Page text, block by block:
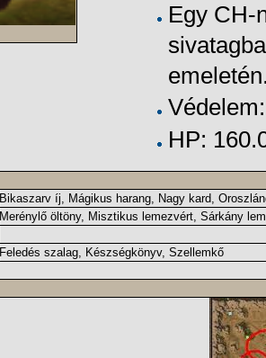
Egy CH-
HP:
Bikaszarv íj, Mágikus harang, Nagy kard,
Merénylő öltöny, Misztikus lemezvért, Sárkány
Feledés szalag, Készségkönyv, Szellemkő